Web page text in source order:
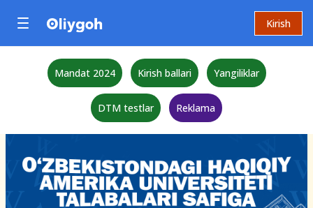
Kirish
Mandat 2024 Kirish ballari Yangiliklar
DTM testlar Reklama